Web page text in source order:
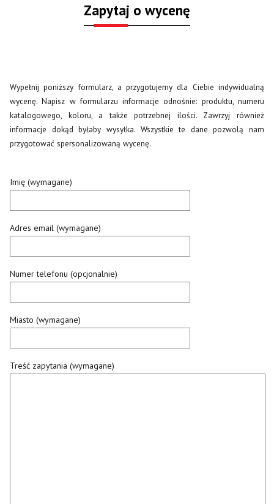
Zapytaj o wycenę
Wypełnij poniższy formularz, a przygotujemy dla Ciebie indywidualną
wycenę. Napisz w formularzu informacje odnośnie: produktu, numeru
katalogowego, koloru, a także potrzebnej ilości. Zawrzyj również
informacje dokąd byłaby wysyłka. Wszystkie te dane pozwolą nam
przygotować spersonalizowaną wycenę.
Imię (wymagane)
Adres email (wymagane)
Numer telefonu (opcjonalnie)
Miasto (wymagane)
Treść zapytania (wymagane)